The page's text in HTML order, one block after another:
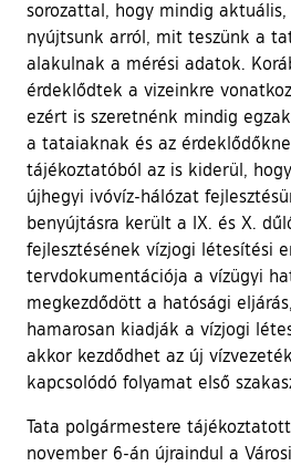
sorozattal, hogy mindig
nyújtsunk arról, mit teszünk a
alakulnak a mérési adatok.
érdeklődtek a vizeinkre
ezért is szeretnénk mindig
a tataiaknak és az
tájékoztatóból az is kiderül,
újhegyi ivóvíz-hálózat
benyújtásra került a IX. és X.
fejlesztésének vízjogi létesítési
tervdokumentációja a vízügyi
megkezdődött a hatósági
hamarosan kiadják a vízjogi
akkor kezdődhet az új
kapcsolódó folyamat első
Tata polgármestere
november 6-án újraindul a